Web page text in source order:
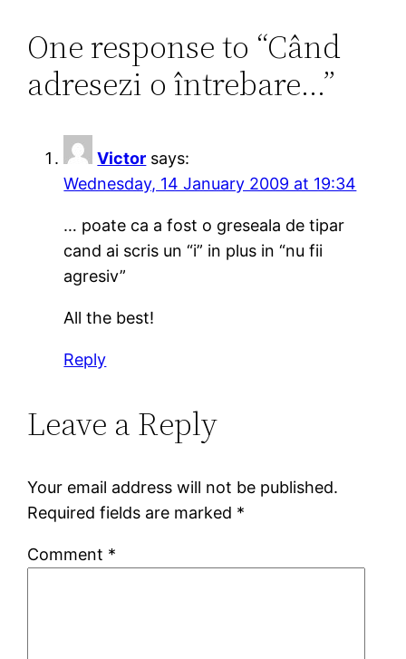
One response to “Când
adresezi o întrebare…”
Victor says:
Wednesday, 14 January 2009 at 19:34
… poate ca a fost o greseala de tipar
cand ai scris un “i” in plus in “nu fii
agresiv”
All the best!
Reply
Leave a Reply
Your email address will not be published.
Required fields are marked *
Comment *